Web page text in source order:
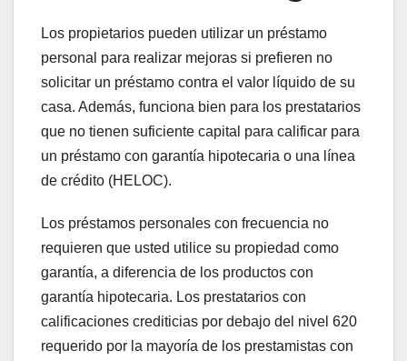
Los propietarios pueden utilizar un préstamo
personal para realizar mejoras si prefieren no
solicitar un préstamo contra el valor líquido de su
casa. Además, funciona bien para los prestatarios
que no tienen suficiente capital para calificar para
un préstamo con garantía hipotecaria o una línea
de crédito (HELOC).
Los préstamos personales con frecuencia no
requieren que usted utilice su propiedad como
garantía, a diferencia de los productos con
garantía hipotecaria. Los prestatarios con
calificaciones crediticias por debajo del nivel 620
requerido por la mayoría de los prestamistas con